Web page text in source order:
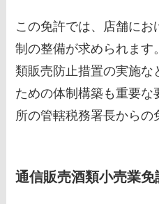
この免許では、店舗に
制の整備が求められま
類販売防止措置の実施な
ための体制構築も重要
所の管轄税務署長からの
通信販売酒類小売業免